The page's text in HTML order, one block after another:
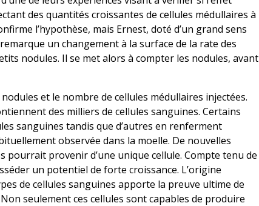
des quantités croissantes de cellules médullaires à
l’hypothèse, mais Ernest, doté d’un grand sens
un changement à la surface de la rate des
nodules. Il se met alors à compter les nodules, avant
et le nombre de cellules médullaires injectées.
des milliers de cellules sanguines. Certains
sanguines tandis que d’autres en renferment
observée dans la moelle. De nouvelles
pourrait provenir d’une unique cellule. Compte tenu de
un potentiel de forte croissance. L’origine
de cellules sanguines apporte la preuve ultime de
seulement ces cellules sont capables de produire